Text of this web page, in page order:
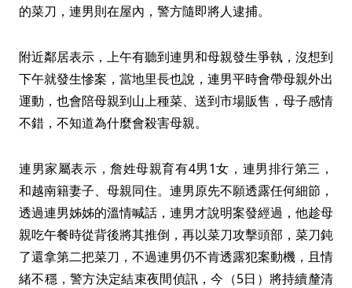
的菜刀，連男則在屋內，警方隨即將人逮捕。
附近鄰居表示，上午有聽到連男和母親發生爭執，沒想到
下午就發生慘案，當地里長也說，連男平時會帶母親外出
運動，也會陪母親到山上種菜、送到市場販售，母子感情
不錯，不知道為什麼會殺害母親。
連男家屬表示，詹姓母親育有4男1女，連男排行第三，
和越南籍妻子、母親同住。連男原先不願透露任何細節，
透過連男姊姊的溫情喊話，連男才說明案發經過，他趁母
親吃午餐時從背後將其推倒，再以菜刀攻擊頭部，菜刀鈍
了還拿第二把菜刀，不過連男仍不肯透露犯案動機，且情
緒不穩，警方決定結束夜間偵訊，今（5日）將持續釐清